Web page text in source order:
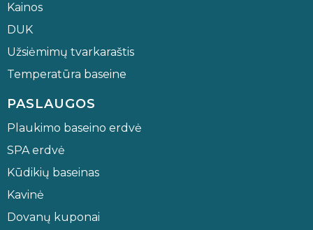
Kainos
DUK
Užsiėmimų tvarkaraštis
Temperatūra baseine
PASLAUGOS
Plaukimo baseino erdvė
SPA erdvė
Kūdikių baseinas
Kavinė
Dovanų kuponai